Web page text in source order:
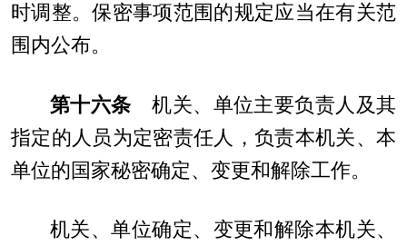
时调整。保密事项范围的规定应当在有关范
围内公布。
第十六条 机关、单位主要负责人及其
指定的人员为定密责任人，负责本机关、本
单位的国家秘密确定、变更和解除工作。
机关、单位确定、变更和解除本机关、